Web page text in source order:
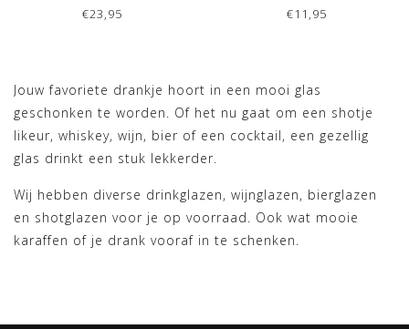
€23,95 €11,95
Jouw favoriete drankje hoort in een mooi glas
geschonken te worden. Of het nu gaat om een shotje
likeur, whiskey, wijn, bier of een cocktail, een gezellig
glas drinkt een stuk lekkerder.
Wij hebben diverse drinkglazen, wijnglazen, bierglazen
en shotglazen voor je op voorraad. Ook wat mooie
karaffen of je drank vooraf in te schenken.